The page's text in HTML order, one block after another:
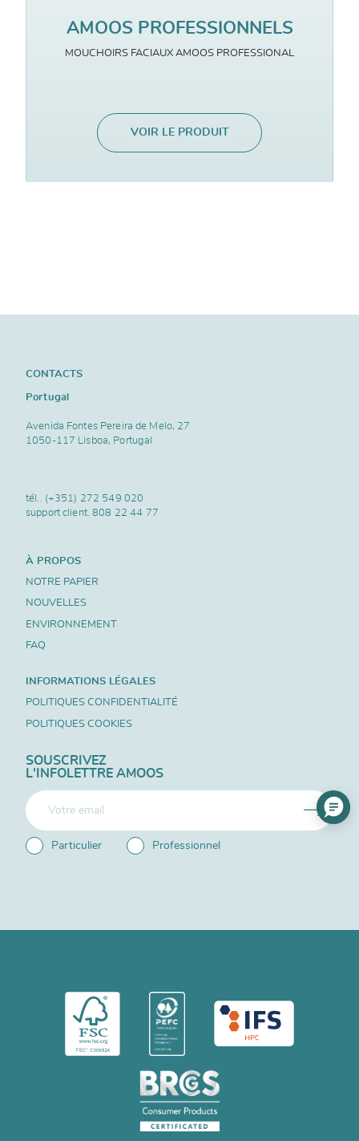
AMOOS PROFESSIONNELS
MOUCHOIRS FACIAUX AMOOS PROFESSIONAL
VOIR LE PRODUIT
CONTACTS
Portugal
Avenida Fontes Pereira de Melo, 27
1050-117 Lisboa, Portugal
tél.. (+351) 272 549 020
support client.808 22 44 77
À PROPOS
NOTRE PAPIER
NOUVELLES
ENVIRONNEMENT
FAQ
INFORMATIONS LÉGALES
POLITIQUES CONFIDENTIALITÉ
POLITIQUES COOKIES
SOUSCRIVEZ
L'INFOLETTRE AMOOS
Particulier Professionnel